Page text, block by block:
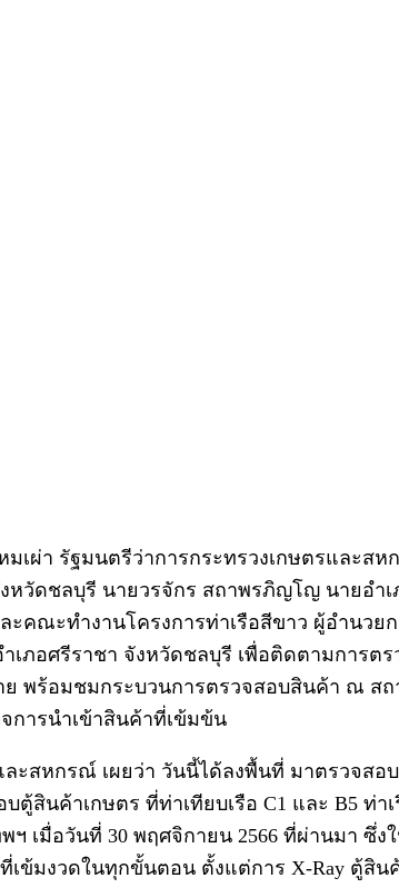
มเผ่า รัฐมนตรีว่าการกระทรวงเกษตรแล
วัดชลบุรี นายวรจักร สถาพรภิญโญ นายอำ
คณะทำงานโครงการท่าเรือสีขาว ผู้อำนว
ภอศรีราชา จังหวัดชลบุรี เพื่อติดตามการต
พร้อมชมกระบวนการตรวจสอบสินค้า ณ ส
การนำเข้าสินค้าที่เข้มข้น
ะสหกรณ์ เผยว่า วันนี้ได้ลงพื้นที่ มาตรวจส
ตู้สินค้าเกษตร ที่ท่าเทียบเรือ C1 และ B5
ฯ เมื่อวันที่ 30 พฤศจิกายน 2566 ที่ผ่านมา ซึ่
ข้มงวดในทุกขั้นตอน ตั้งแต่การ X-Ray ตู้สิ